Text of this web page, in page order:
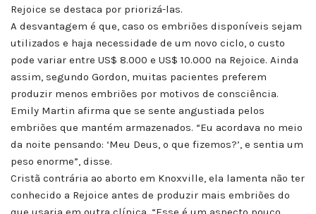
Rejoice se destaca por priorizá-las.
A desvantagem é que, caso os embriões disponíveis sejam
utilizados e haja necessidade de um novo ciclo, o custo
pode variar entre US$ 8.000 e US$ 10.000 na Rejoice. Ainda
assim, segundo Gordon, muitas pacientes preferem
produzir menos embriões por motivos de consciência.
Emily Martin afirma que se sente angustiada pelos
embriões que mantém armazenados. “Eu acordava no meio
da noite pensando: ‘Meu Deus, o que fizemos?’, e sentia um
peso enorme”, disse.
Cristã contrária ao aborto em Knoxville, ela lamenta não ter
conhecido a Rejoice antes de produzir mais embriões do